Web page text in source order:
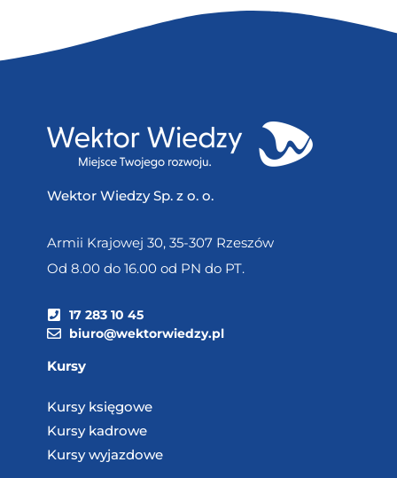
Wektor Wiedzy Sp. z o. o.
Armii Krajowej 30, 35-307 Rzeszów
Od 8.00 do 16.00 od PN do PT.
17 283 10 45
biuro@wektorwiedzy.pl
Kursy
Kursy księgowe
Kursy kadrowe
Kursy wyjazdowe